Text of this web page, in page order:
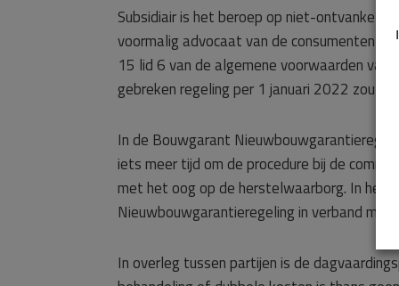
Subsidiair is het beroep op niet-
voormalig advocaat van de consumenten
15 lid 6 van de algemene voorwaarden van
gebreken regeling per 1 januari 2022 zou
In de Bouwgarant
iets meer tijd om de procedure bij de
met het oog op de herstelwaarborg. In het
Nieuwbouwgarantieregeling in verband
In overleg tussen partijen is de